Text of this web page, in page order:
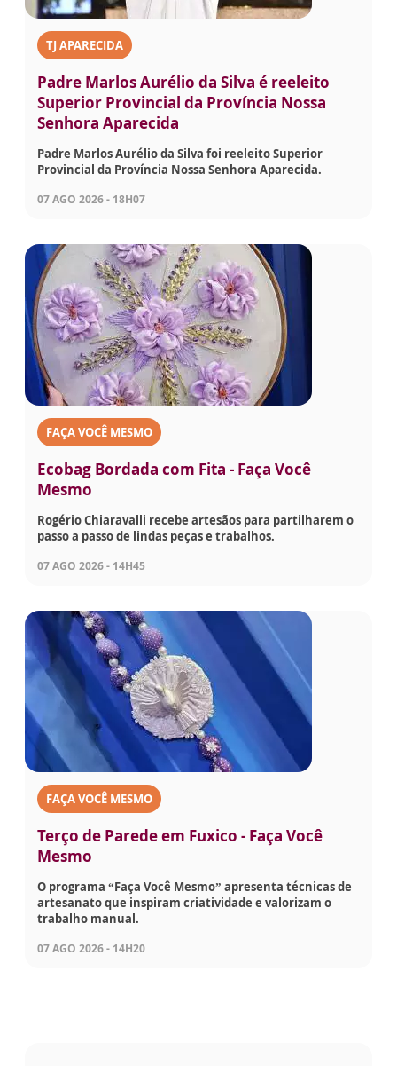
TJ APARECIDA
Padre Marlos Aurélio da Silva é reeleito
Superior Provincial da Província Nossa
Senhora Aparecida
Padre Marlos Aurélio da Silva foi reeleito Superior
Provincial da Província Nossa Senhora Aparecida.
07 AGO 2026 - 18H07
FAÇA VOCÊ MESMO
Ecobag Bordada com Fita - Faça Você
Mesmo
Rogério Chiaravalli recebe artesãos para partilharem o
passo a passo de lindas peças e trabalhos.
07 AGO 2026 - 14H45
FAÇA VOCÊ MESMO
Terço de Parede em Fuxico - Faça Você
Mesmo
O programa “Faça Você Mesmo” apresenta técnicas de
artesanato que inspiram criatividade e valorizam o
trabalho manual.
07 AGO 2026 - 14H20